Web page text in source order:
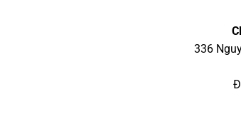
336